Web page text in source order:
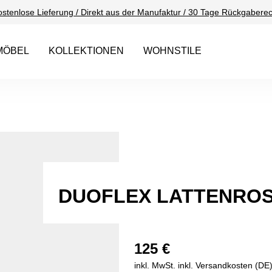
Lieferung / Direkt aus der Manufaktur / 30 Tage
KOLLEKTIONEN WOHNSTILE
DUOFLEX
125 €
inkl. MwSt. inkl. Versandkosten (DE)